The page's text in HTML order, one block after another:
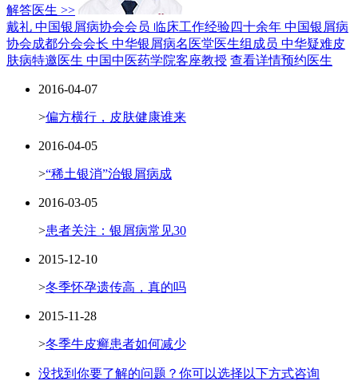
解答医生 >>
戴礼 中国银屑病协会会员 临床工作经验四十余年 中国银屑病
协会成都分会会长 中华银屑病名医堂医生组成员 中华疑难皮
肤病特邀医生 中国中医药学院客座教授 查看详情预约医生
2016-04-07
>偏方横行，皮肤健康谁来
2016-04-05
>“稀土银消”治银屑病成
2016-03-05
>患者关注：银屑病常见30
2015-12-10
>冬季怀孕遗传高，真的吗
2015-11-28
>冬季牛皮癣患者如何减少
没找到你要了解的问题？你可以选择以下方式咨询